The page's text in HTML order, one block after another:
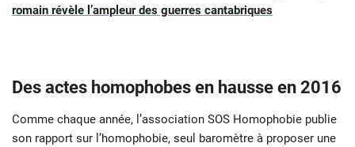
romain révèle l’ampleur des guerres cantabriques
Des actes homophobes en hausse en 2016
Comme chaque année, l’association SOS Homophobie publie
son rapport sur l’homophobie, seul baromètre à proposer une